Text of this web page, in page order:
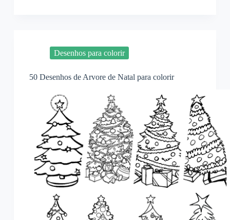
Desenhos para colorir
50 Desenhos de Arvore de Natal para colorir